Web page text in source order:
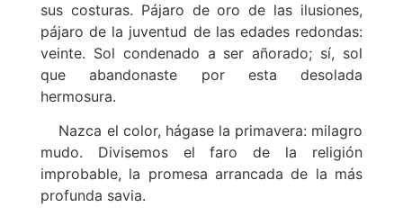
sus costuras. Pájaro de oro de las ilusiones,
pájaro de la juventud de las edades redondas:
veinte. Sol condenado a ser añorado; sí, sol
que abandonaste por esta desolada
hermosura.
Nazca el color, hágase la primavera: milagro
mudo. Divisemos el faro de la religión
improbable, la promesa arrancada de la más
profunda savia.